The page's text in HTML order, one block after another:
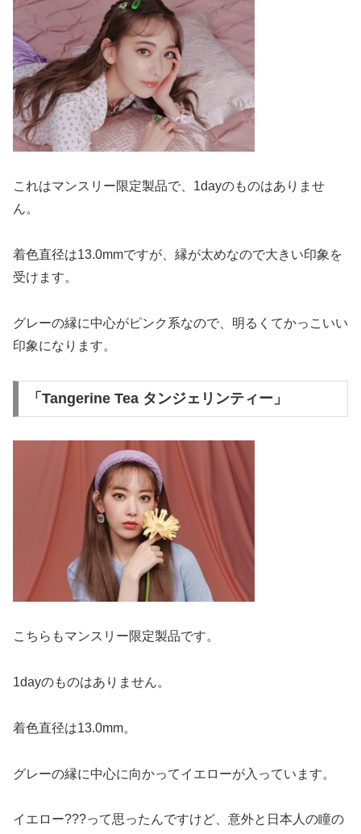
これはマンスリー限定製品で、1dayのものはありませ
ん。
着色直径は13.0mmですが、縁が太めなので大きい印象を
受けます。
グレーの縁に中心がピンク系なので、明るくてかっこいい
印象になります。
「Tangerine Tea タンジェリンティー」
こちらもマンスリー限定製品です。
1dayのものはありません。
着色直径は13.0mm。
グレーの縁に中心に向かってイエローが入っています。
イエロー???って思ったんですけど、意外と日本人の瞳の